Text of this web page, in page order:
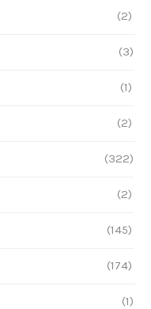
(2)
(3)
(1)
(2)
(322)
(2)
(145)
(174)
(1)